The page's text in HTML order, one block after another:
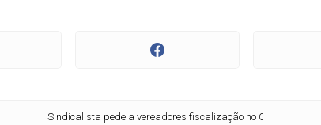
Sindicalista pede a vereadores fiscalização no CONSAMU e quer ir ao MP